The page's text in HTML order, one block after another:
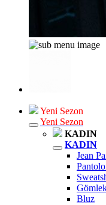
Yeni Sezon
Yeni Sezon
KADIN
KADIN
Jean
Bluz